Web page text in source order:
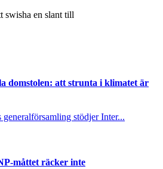
swisha en slant till
domstolen: att strunta i klimatet är
generalförsamling stödjer Inter...
måttet räcker inte